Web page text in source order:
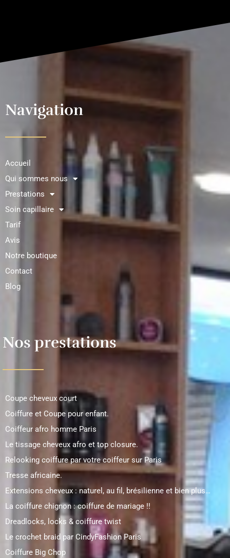
Navigation
Accueil
Qui sommes nous
Prestations
Soin capillaire
Tarif
Avis
Notre boutique
Contact
Blog
Nos prestations
Coupe cheveux court
Coiffure et Coupe pour enfant.
Coiffeur afro homme Paris
Le tissage cheveux afro et top closure.
Relooking coiffure par votre coiffeur sur Paris
Tresse africaine.
Extensions cheveux : naturel, au fil, brésilienne et bien plus…
La coiffure chignon : coiffure de mariage !!
Dreadlocks, locks & coiffure twist
Le crochet braid par CindyFashion Paris
Coiffure Big Chop